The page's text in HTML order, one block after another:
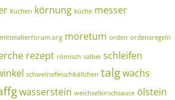
kuchen körnung küche messer
mittelalterforum.org moretum orden ordensregeln
rezept römisch salbei schleifen
schweinefleischbällchen talgwachs
wasserstein weichselkirschsauce ölstein